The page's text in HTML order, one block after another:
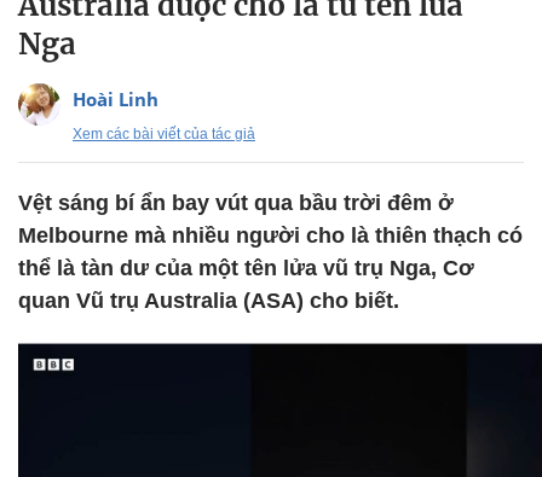
Nga
Hoài Linh
Xem các bài viết của tác giả
Vệt sáng bí ẩn bay vút qua bầu trời đêm ở
Melbourne mà nhiều người cho là thiên thạch có
thể là tàn dư của một tên lửa vũ trụ Nga, Cơ
quan Vũ trụ Australia (ASA) cho biết.